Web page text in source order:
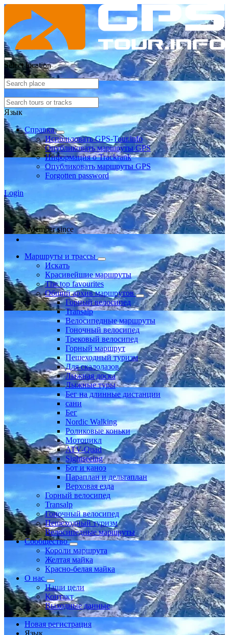
Select location
Язык
Справка
Использовать GPS-Tour.info
Опубликовать маршруты GPS
Информация о Trackrank
Опубликовать маршруты GPS
Forgotten password
Login
Member since
Маршруты и трассы
Искать
Красивейшие маршруты
The top favourites
Общий архив маршрутов
Горный велосипед
Transalp
Велосипедные маршруты
Гоночный велосипед
Трековый велосипед
Горный маршрут
Пешеходный туризм
Для скалолазов
Лыжная доска
Лыжные туры
Бег на длинные дистанции
сани
Бег
Nordic Walking
Роликовые коньки
Мотоцикл
ATV-Quad
Sightseeing
Бот и каноэ
Параплан и дельтаплан
Верховая езда
Горный велосипед
Transalp
Гоночный велосипед
Пешеходный туризм
Велосипедные маршруты
Сообщество
Короли маршрута
Желтая майка
Красно-белая майка
О нас
Наши цели
Контакт
Выходные данные
Новая регистрация
Язык